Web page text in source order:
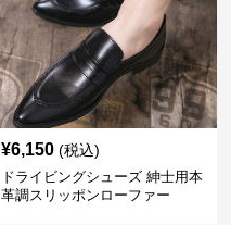
¥6,150 (税込)
ドライビングシューズ 紳士用本
革調スリッポンローファー